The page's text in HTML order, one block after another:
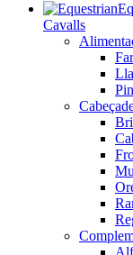
Cavalls